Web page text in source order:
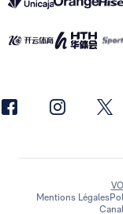
Mentions Légales